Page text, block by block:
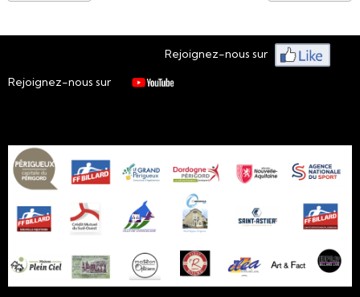
Rejoignez-nous sur
Rejoignez-nous sur